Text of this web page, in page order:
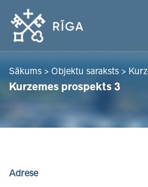
Sākums > Objektu saraksts >
Kurzemes prospekts 3
Adrese